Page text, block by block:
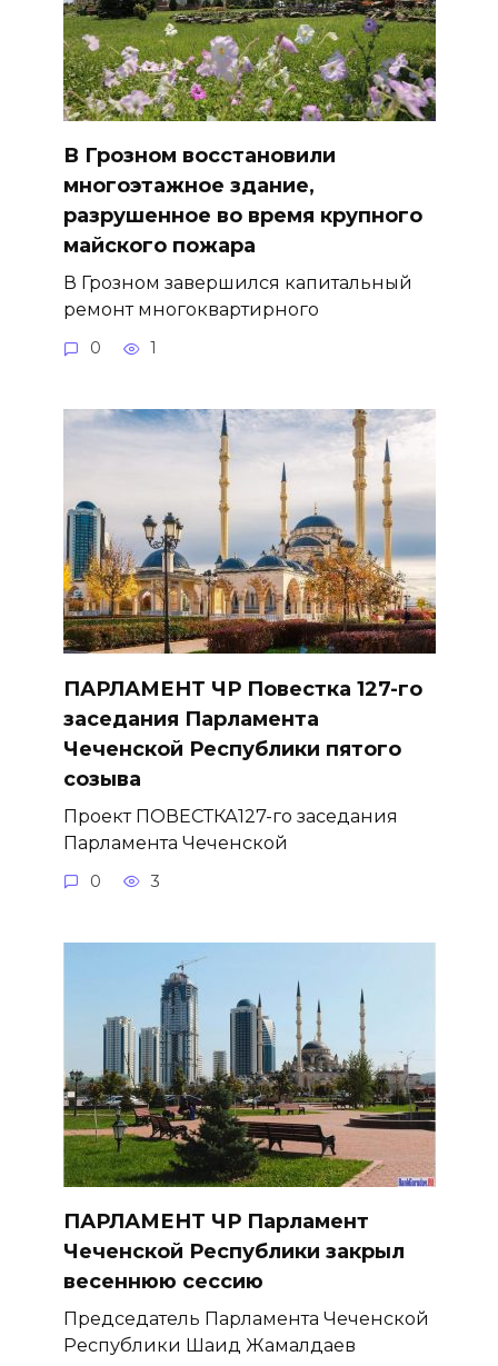
В Грозном восстановили
многоэтажное здание,
разрушенное во время крупного
майского пожара
В Грозном завершился капитальный
ремонт многоквартирного
0 1
ПАРЛАМЕНТ ЧР Повестка 127-го
заседания Парламента
Чеченской Республики пятого
созыва
Проект ПОВЕСТКА127-го заседания
Парламента Чеченской
0 3
ПАРЛАМЕНТ ЧР Парламент
Чеченской Республики закрыл
весеннюю сессию
Председатель Парламента Чеченской
Республики Шаид Жамалдаев